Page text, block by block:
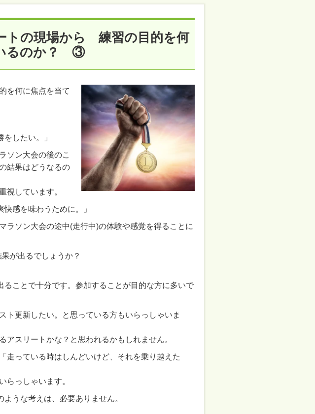
トの現場から 練習の目的を何
るのか？ ③
を何に焦点を当て
したい。」
ソン大会の後のこ
結果はどうなるの
視しています。
感を味わうために。」
ラソン大会の途中(走行中)の体験や感覚を得ることに
が出るでしょうか？
ることで十分です。参加することが目的な方に多いで
ト更新したい。と思っている方もいらっしゃいま
アスリートかな？と思われるかもしれません。
走っている時はしんどいけど、それを乗り越えた
らっしゃいます。
うな考えは、必要ありません。